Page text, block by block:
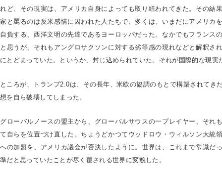
れど、その現実は、アメリカ自身によっても取り繕われてきた。その結
家と罵るのは反米感情に囚われた人たちで、多くは、いまだにアメリカ
自負する、西洋文明の先達であるヨーロッパだった。なかでもフランス
と思うが、それもアングロサクソンに対する劣等感の現れなどと解釈さ
にとどまっていた。というか、封じ込められていた。それが国際的な現実
ところが、トランプ2.0は、その長年、米欧の協調のもとで構築されてき
想を自ら破壊してしまった。
グローバルノースの盟主から、グローバルサウスの一プレイヤー、それ
て自らを位置づけ直した。ちょうどかつてウッドロウ・ウィルソン大統
への加盟を、アメリカ議会が否決したように。世界は、これまで常識だ
準だと思っていたことが尽く覆される世界に変貌した。